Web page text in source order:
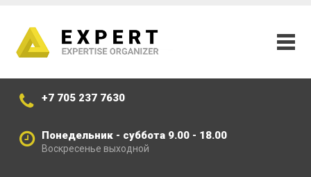
+7 705 237 7630
Понедельник - суббота 9.00 - 18.00
Воскресенье выходной